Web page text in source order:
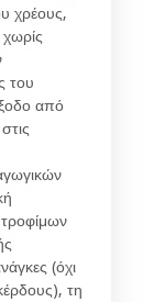
χρέους,
του
από
τροφίμων
(όχι
τη